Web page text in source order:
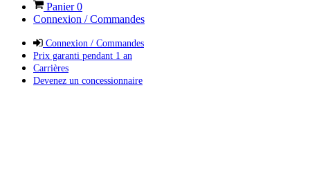
Panier0
Connexion / Commandes
Connexion / Commandes
Prix garanti pendant 1 an
Carrières
Devenez un concessionnaire